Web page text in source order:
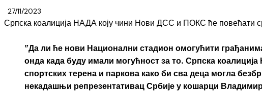
27/11/2023
Српска коалиција НАДА коју чини Нови ДСС и ПОКС ће повећати
”Да ли ће нови Национални стадион омогућити
онда када буду имали могућност за то. Српска
спортских терена и паркова како би сва деца могла
некадашњи репрезентативац Србије у кошарци